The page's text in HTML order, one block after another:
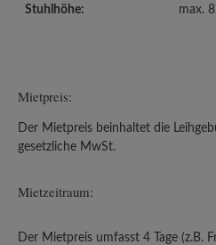
Stuhlhöhe: max.
Mietpreis:
Der Mietpreis beinhaltet die
gesetzliche MwSt.
Mietzeitraum:
Der Mietpreis umfasst 4 Tage (z.B.